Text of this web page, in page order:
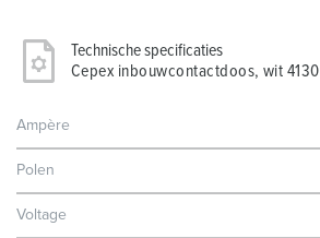
Technische specificaties
Cepex inbouwcontactdoos, wit 4130
Ampère
Polen
Voltage